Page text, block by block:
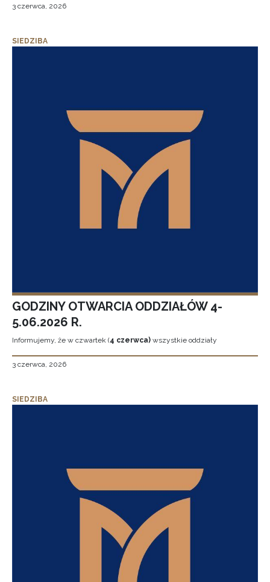
3 czerwca, 2026
SIEDZIBA
GODZINY OTWARCIA ODDZIAŁÓW 4-
5.06.2026 R.
Informujemy, że w czwartek (4 czerwca) wszystkie oddziały
3 czerwca, 2026
SIEDZIBA